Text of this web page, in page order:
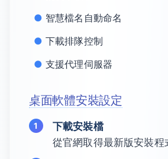
智慧檔名自動命名
下載排隊控制
支援代理伺服器
桌面軟體安裝設定
下載安裝檔
從官網取得最新版安裝程